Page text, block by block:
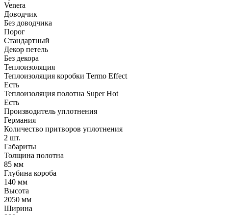
Venera
Доводчик
Без доводчика
Порог
Стандартный
Декор петель
Без декора
Теплоизоляция
Теплоизоляция коробки Termo Effect
Есть
Теплоизоляция полотна Super Нot
Есть
Производитель уплотнения
Германия
Количество притворов уплотнения
2 шт.
Габариты
Толщина полотна
85 мм
Глубина короба
140 мм
Высота
2050 мм
Ширина